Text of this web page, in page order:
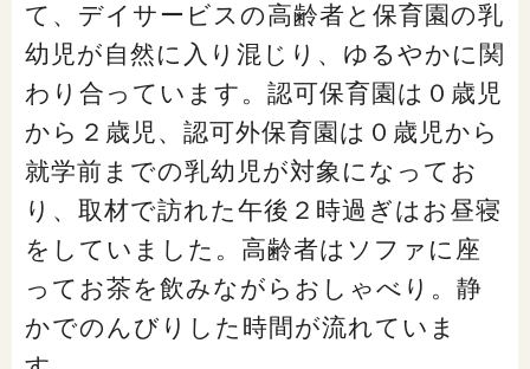
て、デイサービスの高齢者と保育園の乳
幼児が自然に入り混じり、ゆるやかに関
わり合っています。認可保育園は０歳児
から２歳児、認可外保育園は０歳児から
就学前までの乳幼児が対象になってお
り、取材で訪れた午後２時過ぎはお昼寝
をしていました。高齢者はソファに座
ってお茶を飲みながらおしゃべり。静
かでのんびりした時間が流れていま